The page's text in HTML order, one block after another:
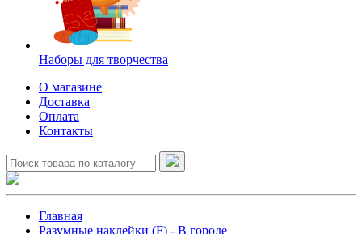
Наборы для творчества
О магазине
Доставка
Оплата
Контакты
Главная
Разумные наклейки (F) - В городе